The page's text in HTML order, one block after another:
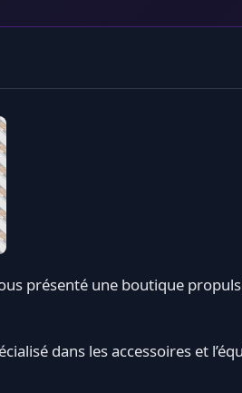
présenté une boutique
dans les accessoires et